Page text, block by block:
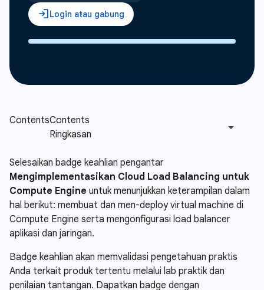
Selesaikan badge keahlian pengantar
Mengimplementasikan Cloud Load Balancing untuk
Compute Engine untuk menunjukkan keterampilan dalam
hal berikut: membuat dan men-deploy virtual machine di
Compute Engine serta mengonfigurasi load balancer
aplikasi dan jaringan.
Badge keahlian akan memvalidasi pengetahuan praktis
Anda terkait produk tertentu melalui lab praktik dan
penilaian tantangan. Dapatkan badge dengan